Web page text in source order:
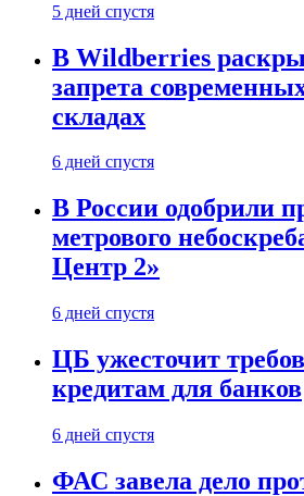
5 дней спустя
В Wildberries
запрета
складах
6 дней спустя
В России одобрили
метрового
Центр 2»
6 дней спустя
ЦБ ужесточит
кредитам для банков
6 дней спустя
ФАС завела дело